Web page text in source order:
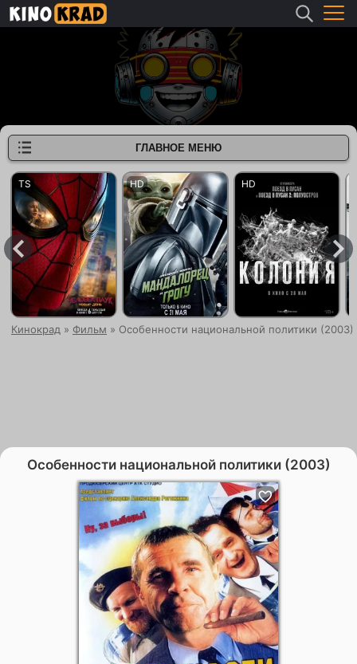
Кинокрад » Фильм » Особенности национальной политики (2003)
Особенности национальной политики (2003)
ГЛАВНОЕ МЕНЮ